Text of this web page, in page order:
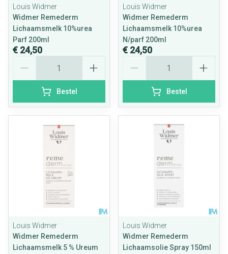
Louis Widmer
Widmer Remederm
Lichaamsmelk 10%urea
Parf 200ml
€ 24,50
Bestel
Louis Widmer
Widmer Remederm
Lichaamsmelk 10%urea
N/parf 200ml
€ 24,50
Bestel
Louis Widmer
Widmer Remederm
Lichaamsmelk 5 % Ureum
Louis Widmer
Widmer Remederm
Lichaamsolie Spray 150ml